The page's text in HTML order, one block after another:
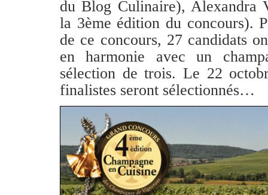
du Blog Culinaire), Alexandra
la 3ème édition du concours).
de ce concours, 27 candidats
en harmonie avec un
sélection de trois. Le 22
finalistes seront sélectionnés…